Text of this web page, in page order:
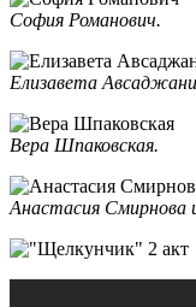
София Романович.
Елизавета
Вера Шпаковская.
Анастасия